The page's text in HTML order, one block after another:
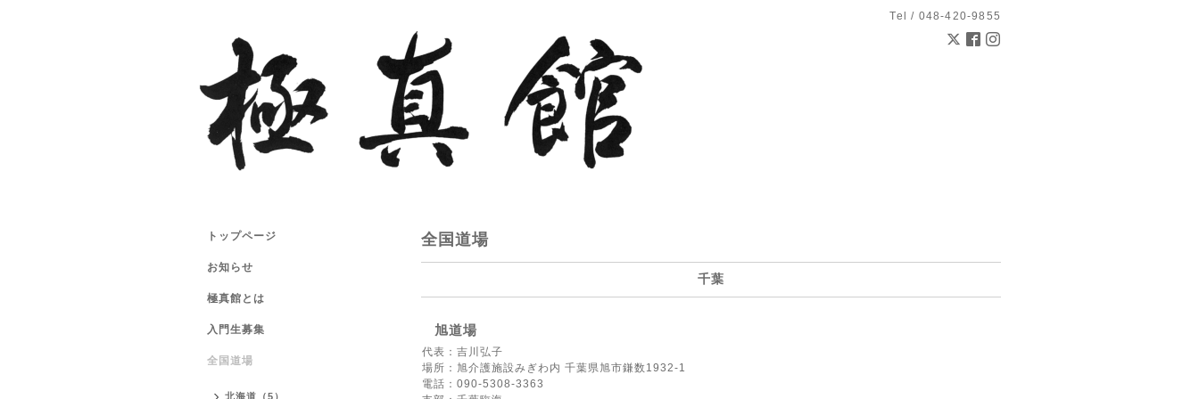
Tel / 048-420-9855
全国道場
千葉
旭道場
代表：吉川弘子
場所：旭介護施設みぎわ内 千葉県旭市鎌数1932-1
電話：090-5308-3363
トップページ
お知らせ
極真館とは
入門生募集
全国道場
北海道（5）